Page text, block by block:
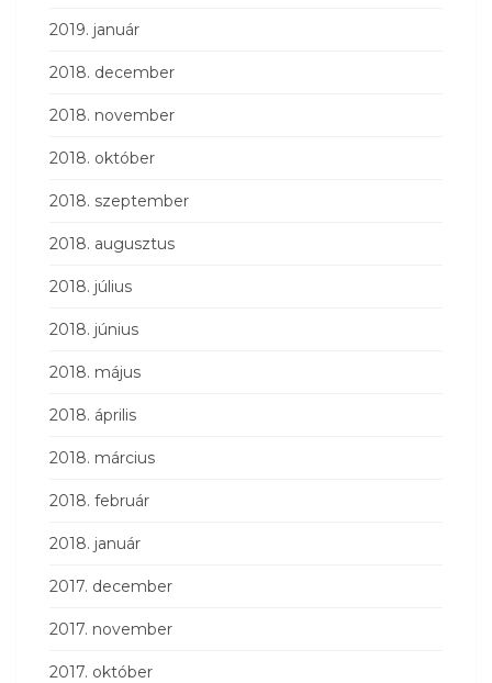
2019. január
2018. december
2018. november
2018. október
2018. szeptember
2018. augusztus
2018. július
2018. június
2018. május
2018. április
2018. március
2018. február
2018. január
2017. december
2017. november
2017. október